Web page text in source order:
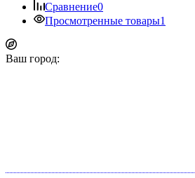
Сравнение0
Просмотренные товары1
Ваш город: